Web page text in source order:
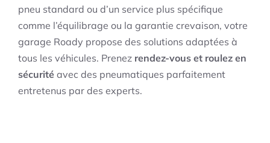
pneu standard ou d’un service plus spécifique
comme l’équilibrage ou la garantie crevaison, votre
garage Roady propose des solutions adaptées à
tous les véhicules. Prenez rendez-vous et roulez en
sécurité avec des pneumatiques parfaitement
entretenus par des experts.